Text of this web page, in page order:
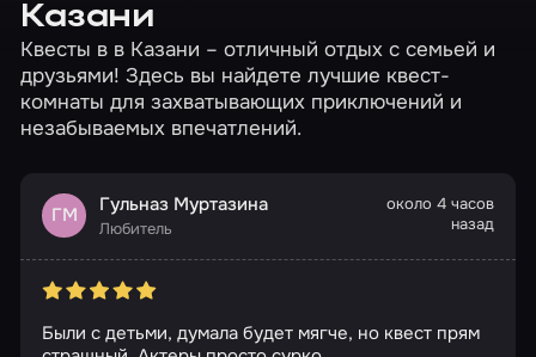
Казани
Квесты в в Казани – отличный отдых с семьей и
друзьями! Здесь вы найдете лучшие квест-
комнаты для захватывающих приключений и
незабываемых впечатлений.
ГМ Гульназ Муртазина
Любитель
около 4 часов
назад
Были с детьми, думала будет мягче, но квест прям